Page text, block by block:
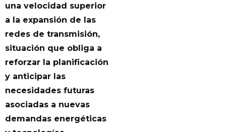
una velocidad superior
a la expansión de las
redes de transmisión,
situación que obliga a
reforzar la planificación
y anticipar las
necesidades futuras
asociadas a nuevas
demandas energéticas